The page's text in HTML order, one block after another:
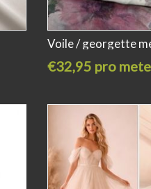
Voile / georgette
€32,95 pro